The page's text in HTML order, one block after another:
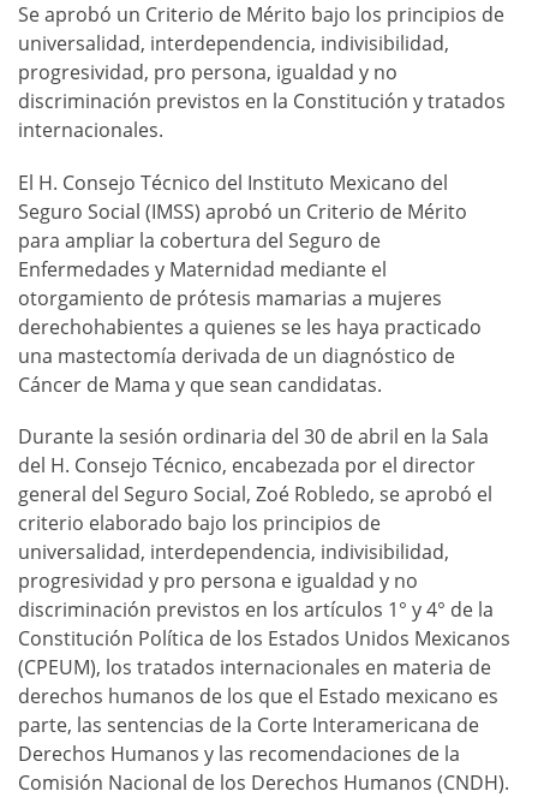
Se aprobó un Criterio de Mérito bajo los principios de
universalidad, interdependencia, indivisibilidad,
progresividad, pro persona, igualdad y no
discriminación previstos en la Constitución y tratados
internacionales.
El H. Consejo Técnico del Instituto Mexicano del
Seguro Social (IMSS) aprobó un Criterio de Mérito
para ampliar la cobertura del Seguro de
Enfermedades y Maternidad mediante el
otorgamiento de prótesis mamarias a mujeres
derechohabientes a quienes se les haya practicado
una mastectomía derivada de un diagnóstico de
Cáncer de Mama y que sean candidatas.
Durante la sesión ordinaria del 30 de abril en la Sala
del H. Consejo Técnico, encabezada por el director
general del Seguro Social, Zoé Robledo, se aprobó el
criterio elaborado bajo los principios de
universalidad, interdependencia, indivisibilidad,
progresividad y pro persona e igualdad y no
discriminación previstos en los artículos 1° y 4° de la
Constitución Política de los Estados Unidos Mexicanos
(CPEUM), los tratados internacionales en materia de
derechos humanos de los que el Estado mexicano es
parte, las sentencias de la Corte Interamericana de
Derechos Humanos y las recomendaciones de la
Comisión Nacional de los Derechos Humanos (CNDH).